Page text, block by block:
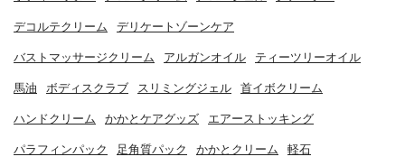
デコルテクリーム デリケートゾーンケア
バストマッサージクリーム アルガンオイル ティーツリーオイル
馬油 ボディスクラブ スリミングジェル 首イボクリーム
ハンドクリーム かかとケアグッズ エアーストッキング
パラフィンパック 足角質パック かかとクリーム 軽石